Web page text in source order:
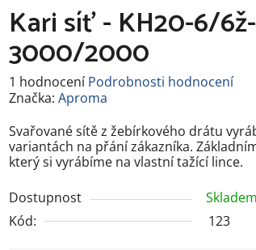
Kari síť - KH20-6/
3000/2000
Průměrné
hodnocení
je
5,0
z
5
1 hodnocení Podrobnosti hodnocení
Značka: Aproma
Svařované sítě z žebírkového drátu
variantách na přání zákazníka.
který si vyrábíme na vlastní tažící lince.
Dostupnost
Skladem
Kód:
123